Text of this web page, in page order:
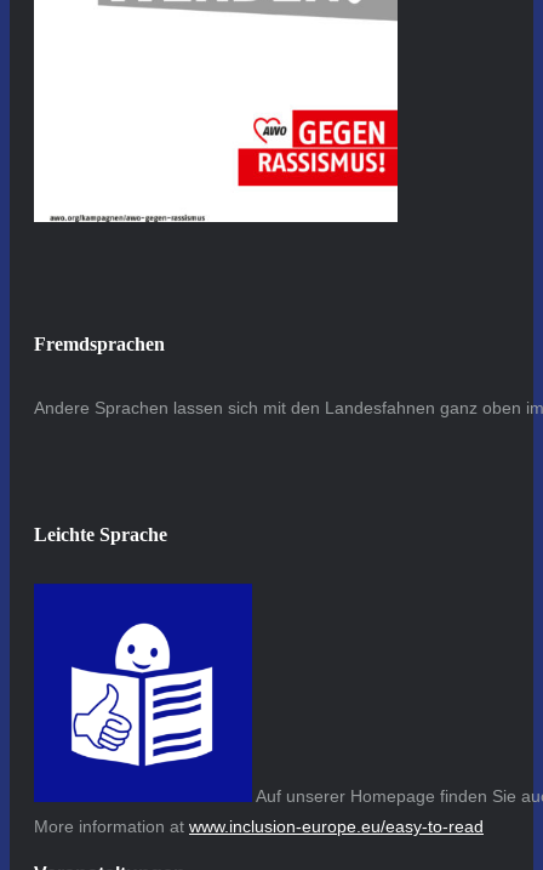
Fremdsprachen
Andere Sprachen lassen sich mit den Landesfahnen ganz oben
Leichte Sprache
Auf unserer Homepage finden Sie
More information at www.inclusion-europe.eu/easy-to-read